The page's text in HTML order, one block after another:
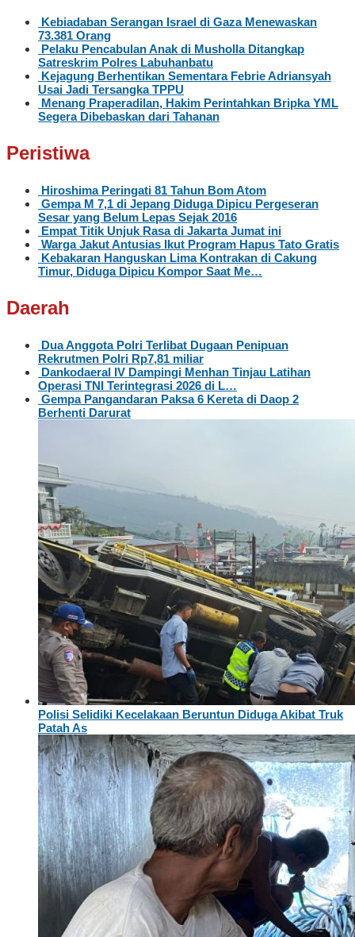
Kebiadaban Serangan Israel di Gaza Menewaskan
73.381 Orang
Pelaku Pencabulan Anak di Musholla Ditangkap
Satreskrim Polres Labuhanbatu
Kejagung Berhentikan Sementara Febrie Adriansyah
Usai Jadi Tersangka TPPU
Menang Praperadilan, Hakim Perintahkan Bripka YML
Segera Dibebaskan dari Tahanan
Peristiwa
Hiroshima Peringati 81 Tahun Bom Atom
Gempa M 7,1 di Jepang Diduga Dipicu Pergeseran
Sesar yang Belum Lepas Sejak 2016
Empat Titik Unjuk Rasa di Jakarta Jumat ini
Warga Jakut Antusias Ikut Program Hapus Tato Gratis
Kebakaran Hanguskan Lima Kontrakan di Cakung
Timur, Diduga Dipicu Kompor Saat Me…
Daerah
Dua Anggota Polri Terlibat Dugaan Penipuan
Rekrutmen Polri Rp7,81 miliar
Dankodaeral IV Dampingi Menhan Tinjau Latihan
Operasi TNI Terintegrasi 2026 di L…
Gempa Pangandaran Paksa 6 Kereta di Daop 2
Berhenti Darurat
Polisi Selidiki Kecelakaan Beruntun Diduga Akibat Truk
Patah As